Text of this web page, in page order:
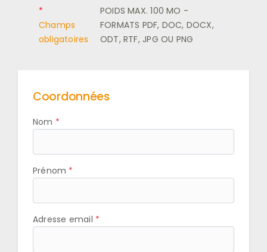
*
Champs
obligatoires
POIDS MAX. 100 MO -
FORMATS PDF, DOC, DOCX,
ODT, RTF, JPG OU PNG
Coordonnées
Nom
Prénom
Adresse email